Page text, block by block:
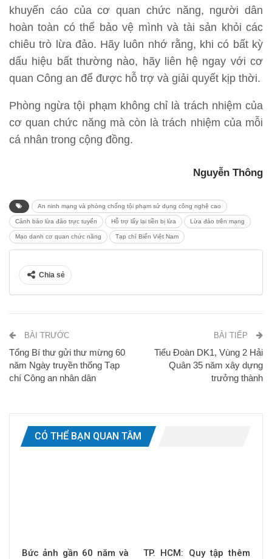
khuyến cáo của cơ quan chức năng, người dân
hoàn toàn có thể bảo vệ mình và tài sản khỏi các
chiêu trò lừa đảo. Hãy luôn nhớ rằng, khi có bất kỳ
dấu hiệu bất thường nào, hãy liên hệ ngay với cơ
quan Công an để được hỗ trợ và giải quyết kịp thời.
Phòng ngừa tội phạm không chỉ là trách nhiệm của
cơ quan chức năng mà còn là trách nhiệm của mỗi
cá nhân trong cộng đồng.
Nguyễn Thông
An ninh mạng và phòng chống tội phạm sử dụng công nghệ cao
Cảnh báo lừa đảo trực tuyến Hỗ trợ lấy lại tiền bị lừa Lừa đảo trên mạng
Mạo danh cơ quan chức năng Tạp chí Biển Việt Nam
Chia sẻ
BÀI TRƯỚC
Tổng Bí thư gửi thư mừng 60
năm Ngày truyền thống Tạp
chí Công an nhân dân
BÀI TIẾP
Tiểu Đoàn DK1, Vùng 2 Hải
Quân 35 năm xây dựng
trưởng thành
CÓ THỂ BẠN QUAN TÂM
Bức ảnh gần 60 năm và
TP. HCM: Quy tập thêm